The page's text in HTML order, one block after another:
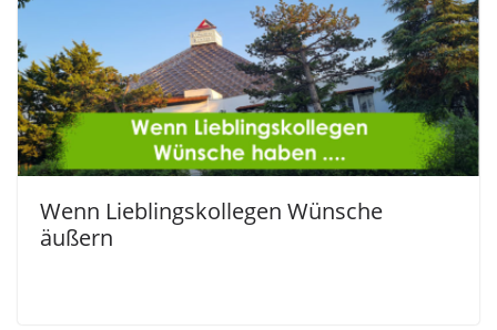
Wenn Lieblingskollegen Wünsche
äußern